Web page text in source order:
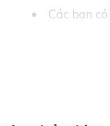
Các bạn
hồ thuỷ sinh.